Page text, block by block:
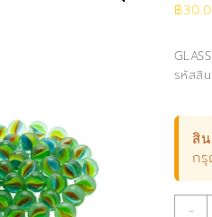
฿
รหัสสิ
สิ
ก
-